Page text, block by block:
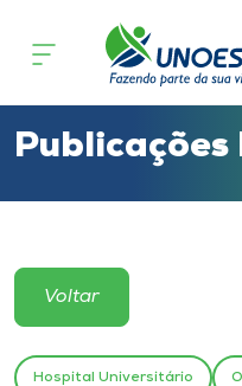
Cursos
Atendimento ao
Portal de Ensino
Publicações
Voltar
Hospital Universitário